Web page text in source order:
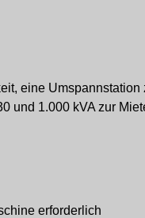
eine
und 1.000 kVA zur
erforderlich